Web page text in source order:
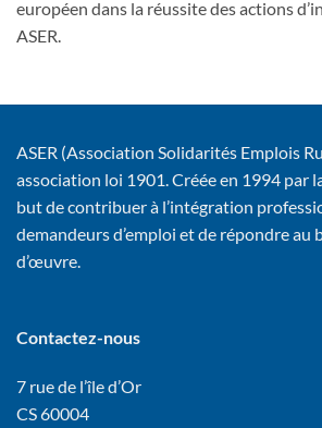
européen dans la réussite des actions
ASER.
ASER (Association Solidarités Emplois
association loi 1901. Créée en 1994 par
but de contribuer à l’intégration
demandeurs d’emploi et de répondre au
d’œuvre.
Contactez-nous
7 rue de l’île d’Or
CS 60004